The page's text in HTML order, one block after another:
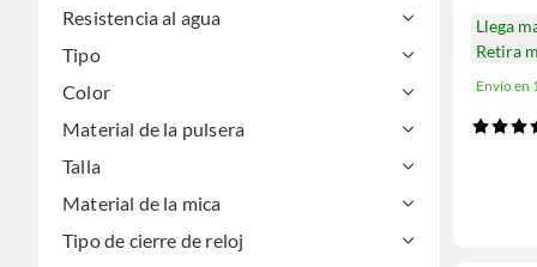
Resistencia al agua
Tipo
Color
Material de la pulsera
Talla
Material de la mica
Tipo de cierre de reloj
Llega
Retira
Envío en